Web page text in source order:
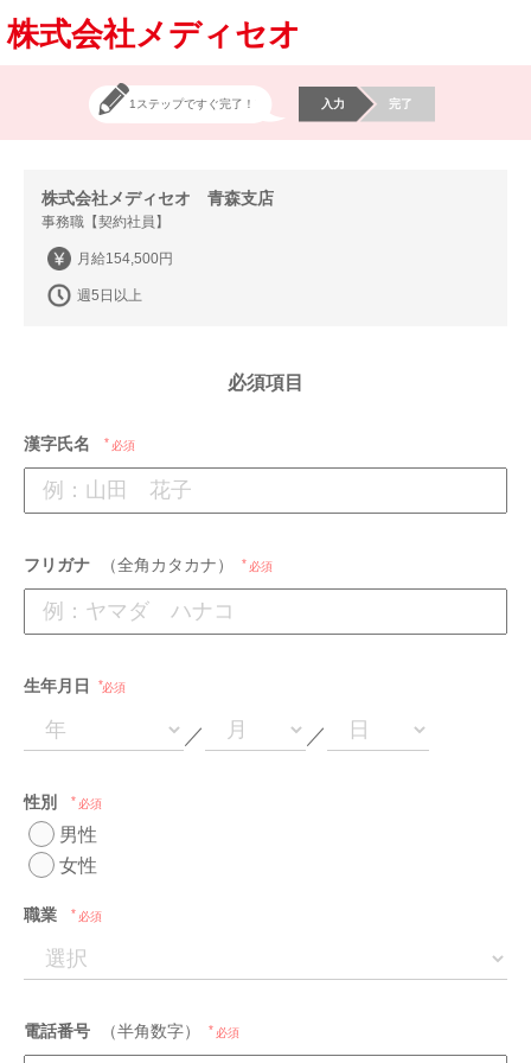
株式会社メディセオ
1ステップですぐ完了！ 入力 完了
株式会社メディセオ 青森支店
事務職【契約社員】
月給154,500円
週5日以上
必須項目
漢字氏名 必須
フリガナ （全角カタカナ） 必須
生年月日 必須
／ ／
性別 必須
男性
女性
職業 必須
電話番号 （半角数字） 必須